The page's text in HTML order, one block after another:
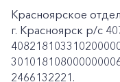
Красноярское
г. Красноярск p/c
2466132221.